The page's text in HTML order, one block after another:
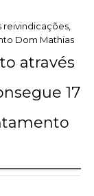
reivindicações,
Dom Mathias
através
17